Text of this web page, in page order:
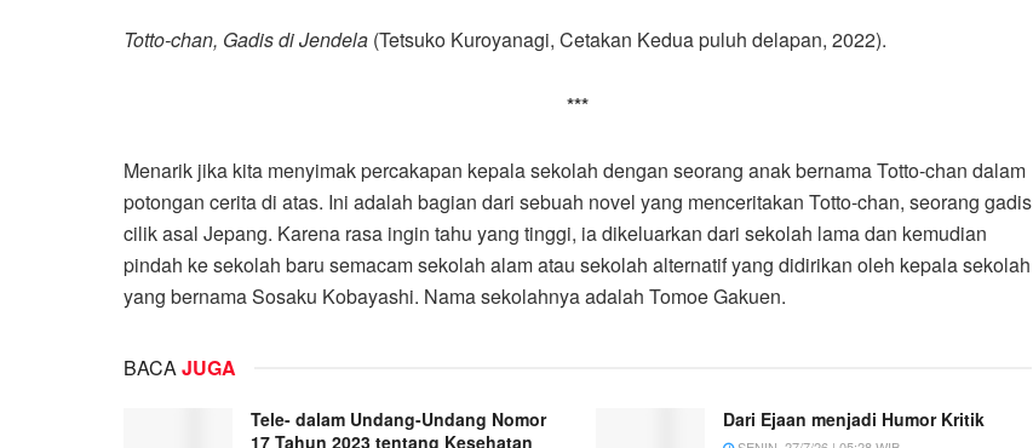
Totto-chan, Gadis di Jendela (Tetsuko Kuroyanagi, Cetakan Kedua puluh delapan, 2022).
***
Menarik jika kita menyimak percakapan kepala sekolah dengan seorang anak bernama Totto-chan dalam
potongan cerita di atas. Ini adalah bagian dari sebuah novel yang menceritakan Totto-chan, seorang gadis
cilik asal Jepang. Karena rasa ingin tahu yang tinggi, ia dikeluarkan dari sekolah lama dan kemudian
pindah ke sekolah baru semacam sekolah alam atau sekolah alternatif yang didirikan oleh kepala sekolah
yang bernama Sosaku Kobayashi. Nama sekolahnya adalah Tomoe Gakuen.
BACAJUGA
Tele- dalam Undang-Undang Nomor
17 Tahun 2023 tentang Kesehatan
Dari Ejaan menjadi Humor Kritik